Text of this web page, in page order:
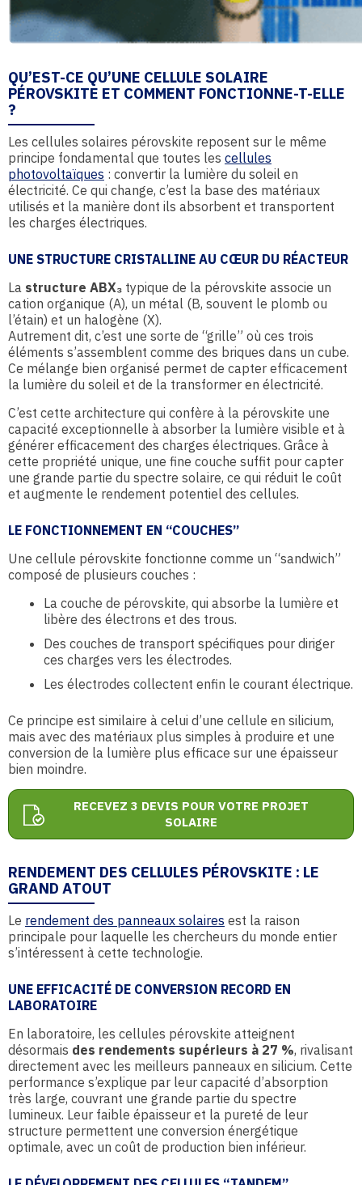
QU’EST-CE QU’UNE CELLULE SOLAIRE
PÉROVSKITE ET COMMENT FONCTIONNE-T-ELLE
?
Les cellules solaires pérovskite reposent sur le même
principe fondamental que toutes les cellules
photovoltaïques : convertir la lumière du soleil en
électricité. Ce qui change, c’est la base des matériaux
utilisés et la manière dont ils absorbent et transportent
les charges électriques.
UNE STRUCTURE CRISTALLINE AU CŒUR DU RÉACTEUR
La structure ABX₃ typique de la pérovskite associe un
cation organique (A), un métal (B, souvent le plomb ou
l’étain) et un halogène (X).
Autrement dit, c’est une sorte de “grille” où ces trois
éléments s’assemblent comme des briques dans un cube.
Ce mélange bien organisé permet de capter efficacement
la lumière du soleil et de la transformer en électricité.
C’est cette architecture qui confère à la pérovskite une
capacité exceptionnelle à absorber la lumière visible et à
générer efficacement des charges électriques. Grâce à
cette propriété unique, une fine couche suffit pour capter
une grande partie du spectre solaire, ce qui réduit le coût
et augmente le rendement potentiel des cellules.
LE FONCTIONNEMENT EN “COUCHES”
Une cellule pérovskite fonctionne comme un “sandwich”
composé de plusieurs couches :
La couche de pérovskite, qui absorbe la lumière et
libère des électrons et des trous.
Des couches de transport spécifiques pour diriger
ces charges vers les électrodes.
Les électrodes collectent enfin le courant électrique.
Ce principe est similaire à celui d’une cellule en silicium,
mais avec des matériaux plus simples à produire et une
conversion de la lumière plus efficace sur une épaisseur
bien moindre.
RECEVEZ 3 DEVIS POUR VOTRE PROJET
SOLAIRE
RENDEMENT DES CELLULES PÉROVSKITE : LE
GRAND ATOUT
Le rendement des panneaux solaires est la raison
principale pour laquelle les chercheurs du monde entier
s’intéressent à cette technologie.
UNE EFFICACITÉ DE CONVERSION RECORD EN
LABORATOIRE
En laboratoire, les cellules pérovskite atteignent
désormais des rendements supérieurs à 27 %, rivalisant
directement avec les meilleurs panneaux en silicium. Cette
performance s’explique par leur capacité d’absorption
très large, couvrant une grande partie du spectre
lumineux. Leur faible épaisseur et la pureté de leur
structure permettent une conversion énergétique
optimale, avec un coût de production bien inférieur.